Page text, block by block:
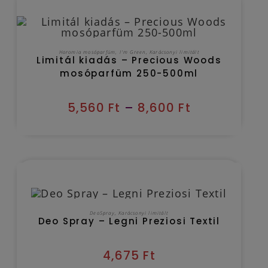
OPCIÓK VÁLASZTÁSA
Horomia mosóparfüm I'm Green Karácsonyi limitált
Limitál kiadás – Precious Woods
mosóparfüm 250-500ml
5,560 Ft – 8,600 Ft
KOSÁRBA TESZEM
DeoSpray ,Karácsonyi limitált
Deo Spray – Legni Preziosi Textil
4,675 Ft